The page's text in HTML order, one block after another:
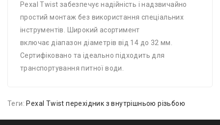
Pexal Twist забезпечує надійність і надзвичайно
простий монтаж без використання спеціальних
інструментів. Широкий асортимент
включає діапазон діаметрів від 14 до 32 мм.
Сертифіковано та ідеально підходить для
транспортування питної води.
Теги: Pexal Twist перехідник з внутрішньою різьбою